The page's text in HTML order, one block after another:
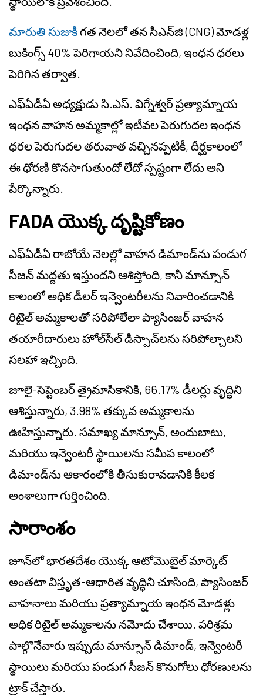
మారుతి సుజుకిగత నెలలో తన సిఎన్‌జి (CNG) మోడళ్ల
బుకింగ్స్ 40% పెరిగాయని నివేదించింది, ఇంధన ధరలు
పెరిగిన తర్వాత.
ఎఫ్‌ఏడీఏ అధ్యక్షుడు సి.ఎస్. విగ్నేశ్వర్ ప్రత్యామ్నాయ
ఇంధన వాహన అమ్మకాల్లో ఇటీవల పెరుగుదల ఇంధన
ధరల పెరుగుదల తరువాత వచ్చినప్పటికీ, దీర్ఘకాలంలో
ఈ ధోరణి కొనసాగుతుందో లేదో స్పష్టంగా లేదు అని
పేర్కొన్నారు.
FADA యొక్క దృష్టికోణం
ఎఫ్‌ఏడీఏ రాబోయే నెలల్లో వాహన డిమాండ్‌ను పండుగ
సీజన్ మద్దతు ఇస్తుందని ఆశిస్తోంది, కానీ మాన్సూన్
కాలంలో అధిక డీలర్ ఇన్వెంటరీలను నివారించడానికి
రిటైల్ అమ్మకాలతో సరిపోలేలా ప్యాసింజర్ వాహన
తయారీదారులు హోల్‌సేల్ డిస్పాచ్‌లను సరిపోల్చాలని
సలహా ఇచ్చింది.
జూలై-సెప్టెంబర్ త్రైమాసికానికి, 66.17% డీలర్లు వృద్ధిని
ఆశిస్తున్నారు, 3.98% తక్కువ అమ్మకాలను
ఊహిస్తున్నారు. సమాఖ్య మాన్సూన్, అందుబాటు,
మరియు ఇన్వెంటరీ స్థాయిలను సమీప కాలంలో
డిమాండ్‌ను ఆకారంలోకి తీసుకురావడానికి కీలక
అంశాలుగా గుర్తించింది.
సారాంశం
జూన్‌లో భారతదేశం యొక్క ఆటోమొబైల్ మార్కెట్
అంతటా విస్తృత-ఆధారిత వృద్ధిని చూసింది, ప్యాసింజర్
వాహనాలు మరియు ప్రత్యామ్నాయ ఇంధన మోడళ్లు
అధిక రిటైల్ అమ్మకాలను నమోదు చేశాయి. పరిశ్రమ
పాల్గొనేవారు ఇప్పుడు మాన్సూన్ డిమాండ్, ఇన్వెంటరీ
స్థాయిలు మరియు పండుగ సీజన్ కొనుగోలు ధోరణులను
ట్రాక్ చేస్తారు.